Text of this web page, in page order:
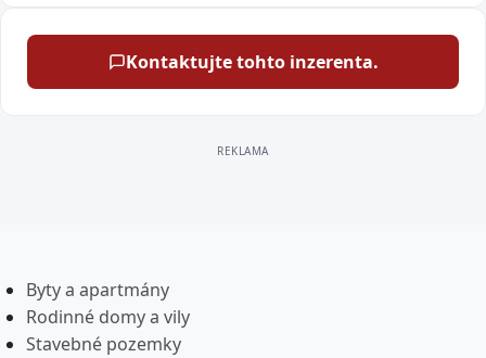
Kontaktujte tohto inzerenta.
Byty a apartmány
Rodinné domy a vily
Stavebné pozemky